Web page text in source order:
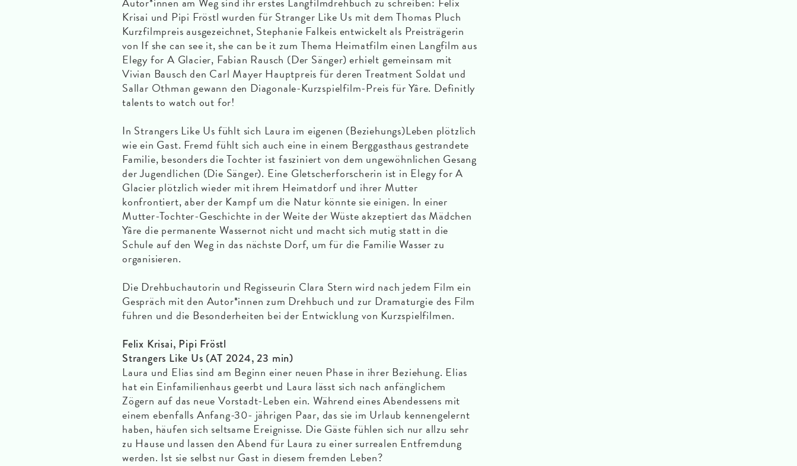
Krisai und Pipi Fröstl wurden für Stranger Like Us mit dem Thomas Pluch
Kurzfilmpreis ausgezeichnet, Stephanie Falkeis entwickelt als Preisträgerin
von If she can see it, she can be it zum Thema Heimatfilm einen Langfilm aus
Elegy for A Glacier, Fabian Rausch (Der Sänger) erhielt gemeinsam mit
Vivian Bausch den Carl Mayer Hauptpreis für deren Treatment Soldat und
Sallar Othman gewann den Diagonale-Kurzspielfilm-Preis für Yâre. Definitly
talents to watch out for!
In Strangers Like Us fühlt sich Laura im eigenen (Beziehungs)Leben plötzlich
wie ein Gast. Fremd fühlt sich auch eine in einem Berggasthaus gestrandete
Familie, besonders die Tochter ist fasziniert von dem ungewöhnlichen Gesang
der Jugendlichen (Die Sänger). Eine Gletscherforscherin ist in Elegy for A
Glacier plötzlich wieder mit ihrem Heimatdorf und ihrer Mutter
konfrontiert, aber der Kampf um die Natur könnte sie einigen. In einer
Mutter-Tochter-Geschichte in der Weite der Wüste akzeptiert das Mädchen
Yâre die permanente Wassernot nicht und macht sich mutig statt in die
Schule auf den Weg in das nächste Dorf, um für die Familie Wasser zu
organisieren.
Die Drehbuchautorin und Regisseurin Clara Stern wird nach jedem Film ein
Gespräch mit den Autor*innen zum Drehbuch und zur Dramaturgie des Film
führen und die Besonderheiten bei der Entwicklung von Kurzspielfilmen.
Felix Krisai, Pipi Fröstl
Strangers Like Us (AT 2024, 23 min)
Laura und Elias sind am Beginn einer neuen Phase in ihrer Beziehung. Elias
hat ein Einfamilienhaus geerbt und Laura lässt sich nach anfänglichem
Zögern auf das neue Vorstadt-Leben ein. Während eines Abendessens mit
einem ebenfalls Anfang-30- jährigen Paar, das sie im Urlaub kennengelernt
haben, häufen sich seltsame Ereignisse. Die Gäste fühlen sich nur allzu sehr
zu Hause und lassen den Abend für Laura zu einer surrealen Entfremdung
werden. Ist sie selbst nur Gast in diesem fremden Leben?